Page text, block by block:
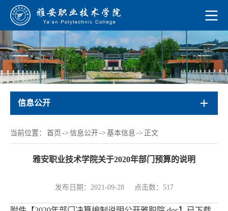
信息公开
当前位置： 首页 -> 信息公开-> 基本信息 -> 正文
雅安职业技术学院关于2020年部门预算的说明
发布日期：2021-09-28 点击数： 517